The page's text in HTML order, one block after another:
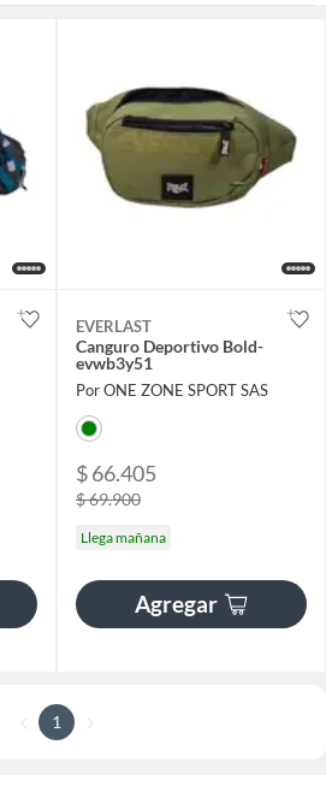
EVERLAST
Canguro Deportivo Bold-
evwb3y51
Por ONE ZONE SPORT SAS
$ 66.405
$ 69.900
Llega mañana
Agregar
1